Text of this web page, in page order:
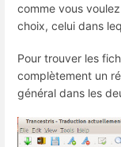
comme vous
choix, celui dans
Pour trouver les
complètement un
général dans les